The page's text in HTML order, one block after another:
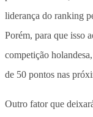
liderança do ranking
Porém, para que isso
competição
de 50 pontos nas
Outro fator que